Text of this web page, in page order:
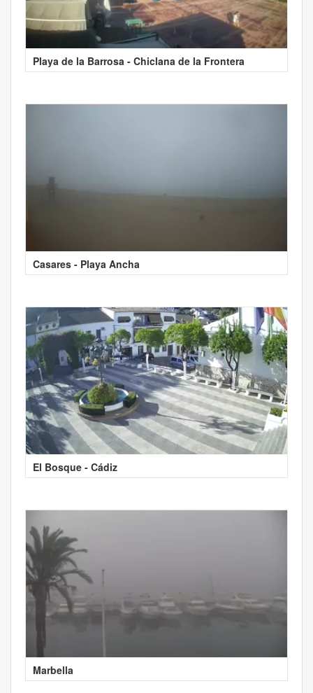
Playa de la Barrosa - Chiclana de la Frontera
Casares - Playa Ancha
El Bosque - Cádiz
Marbella